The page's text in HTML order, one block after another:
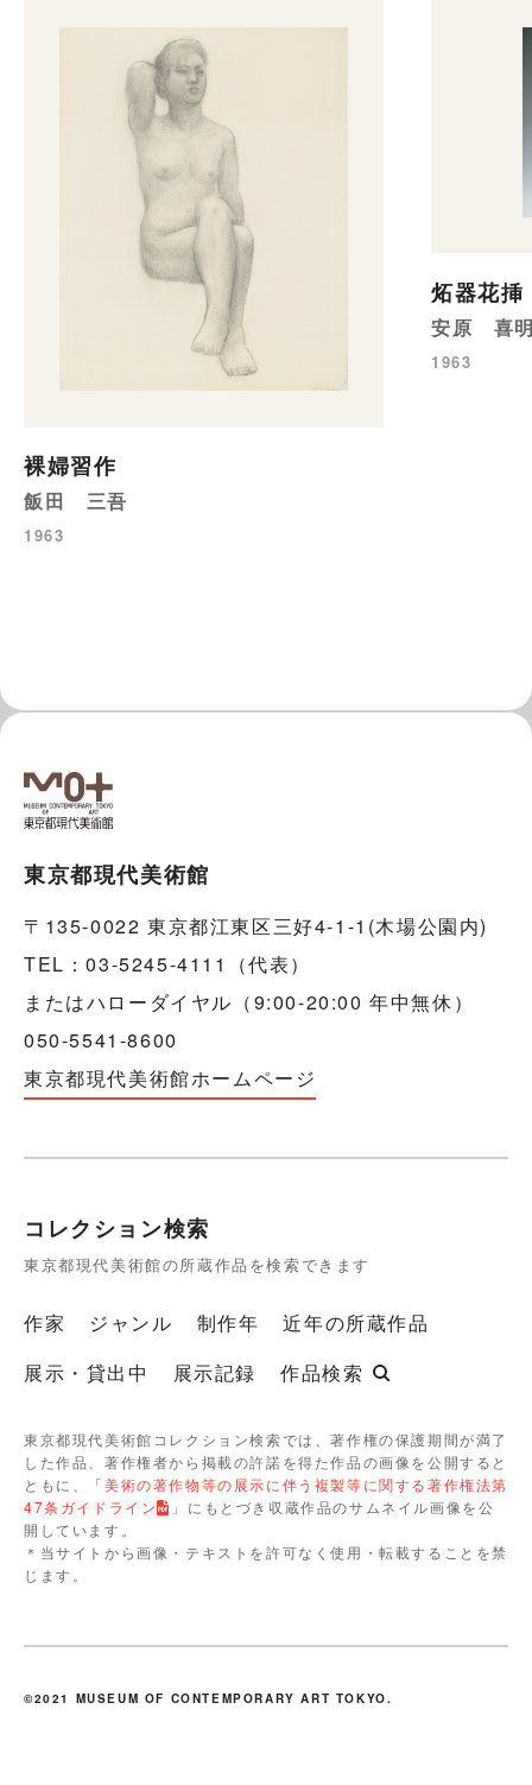
裸婦習作
飯田 三吾
1963
炻器花
安原 喜
1963
東京都現代美術館
〒135-0022 東京都江東区三好4-1-1(木場公園内)
TEL：03-5245-4111（代表）
またはハローダイヤル（9:00-20:00 年中無休）
050-5541-8600
東京都現代美術館ホームページ
コレクション検索
東京都現代美術館の所蔵作品を検索できます
作家 ジャンル 制作年
近年の所蔵作品
展示・貸出中
展示記録 作品検索
東京都現代美術館コレクション検索では、著作権の保護期間が満了
した作品、著作権者から掲載の許諾を得た作品の画像を公開すると
ともに、「美術の著作物等の展示に伴う複製等に関する著作権法第
47条ガイドライン
」にもとづき収蔵作品のサムネイル画像を公
開しています。
＊当サイトから画像・テキストを許可なく使用・転載することを禁
じます。
©2021 MUSEUM OF CONTEMPORARY ART TOKYO.